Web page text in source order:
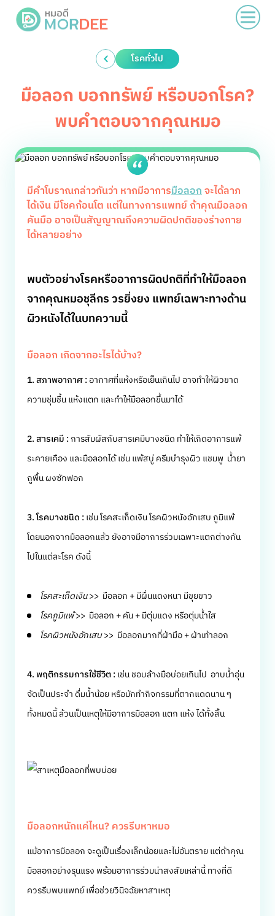
โรคทั่วไป
มือลอก บอกทรัพย์ หรือบอกโรค?
พบคำตอบจากคุณหมอ
มีคำโบราณกล่าวกันว่า หากมีอาการมือลอกจะได้ลาภ
ได้เงิน มีโชคก้อนโต แต่ในทางการแพทย์ ถ้าคุณมือลอก
คันมือ อาจเป็นสัญญาณถึงความผิดปกติของร่างกาย
ได้หลายอย่าง
พบตัวอย่างโรคหรืออาการผิดปกติที่ทำให้มือลอก
จากคุณหมอชุลีกร วรยิ่งยง แพทย์เฉพาะทางด้าน
ผิวหนังได้ในบทความนี้
มือลอก เกิดจากอะไรได้บ้าง?
1. สภาพอากาศ : อากาศที่แห้งหรือเย็นเกินไป อาจทำให้ผิวขาด
ความชุ่มชื้น แห้งแตก และทำให้มือลอกขึ้นมาได้
2. สารเคมี :การสัมผัสกับสารเคมีบางชนิด ทำให้เกิดอาการแพ้
ระคายเคือง และมือลอกได้ เช่น แพ้สบู่ ครีมบำรุงผิว แชมพู น้ำยา
ถูพื้น ผงซักฟอก
3. โรคบางชนิด : เช่น โรคสะเก็ดเงิน โรคผิวหนังอักเสบ ภูมิแพ้
โดยนอกจากมือลอกแล้ว ยังอาจมีอาการร่วมเฉพาะแตกต่างกัน
ไปในแต่ละโรค ดังนี้
โรคสะเก็ดเงิน>> มือลอก + มีผื่นแดงหนา มีขุยขาว
โรคภูมิแพ้>> มือลอก + คัน + มีตุ่มแดง หรือตุ่มน้ำใส
โรคผิวหนังอักเสบ>> มือลอกมากที่ฝ่ามือ + ฝ่าเท้าลอก
4. พฤติกรรมการใช้ชีวิต : เช่น ชอบล้างมือบ่อยเกินไป อาบน้ำอุ่น
จัดเป็นประจำ ดื่มน้ำน้อย หรือมักทำกิจกรรมที่ตากแดดนาน ๆ
ทั้งหมดนี้ ล้วนเป็นเหตุให้มีอาการมือลอก แตก แห้ง ได้ทั้งสิ้น
มือลอกหนักแค่ไหน? ควรรีบหาหมอ
แม้อาการมือลอก จะดูเป็นเรื่องเล็กน้อยและไม่อันตราย แต่ถ้าคุณ
มือลอกอย่างรุนแรง พร้อมอาการร่วมน่าสงสัยเหล่านี้ ทางที่ดี
ควรรีบพบแพทย์ เพื่อช่วยวินิจฉัยหาสาเหตุ